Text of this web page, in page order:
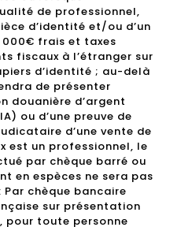
de professionnel,
d’identité et/ou d’un
000€ frais et taxes
fiscaux à l’étranger sur
d’identité ; au-delà
de présenter
douanière d’argent
ou d’une preuve de
d’une vente de
est un professionnel, le
par chèque barré ou
en espèces ne sera pas
Par chèque bancaire
sur présentation
pour toute personne